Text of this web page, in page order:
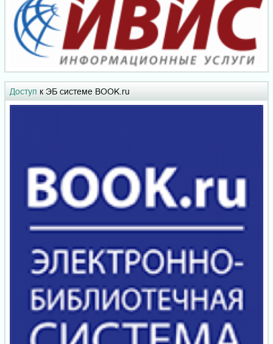
Доступ к ЭБ системе BOOK.ru